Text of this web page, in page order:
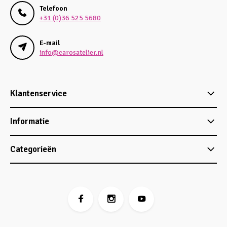
Telefoon
+31 (0)36 525 5680
E-mail
info@carosatelier.nl
Klantenservice
Informatie
Categorieën